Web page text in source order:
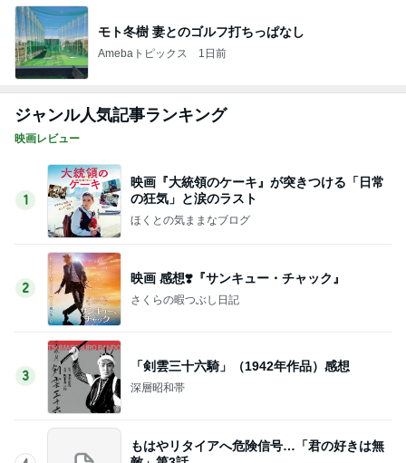
モト冬樹 妻とのゴルフ打ちっぱなし
Amebaトピックス 1日前
ジャンル人気記事ランキング
映画レビュー
1
映画『大統領のケーキ』が突きつける「日常
の狂気」と涙のラスト
ほくとの気ままなブログ
2
映画 感想❣️『サンキュー・チャック』
さくらの暇つぶし日記
3
「剣雲三十六騎」（1942年作品）感想
深層昭和帯
もはやリタイアへ危険信号…「君の好きは無